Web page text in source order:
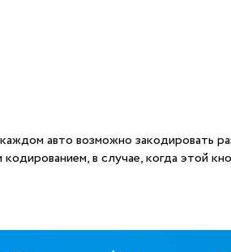
авто возможно закодировать
в случае, когда этой